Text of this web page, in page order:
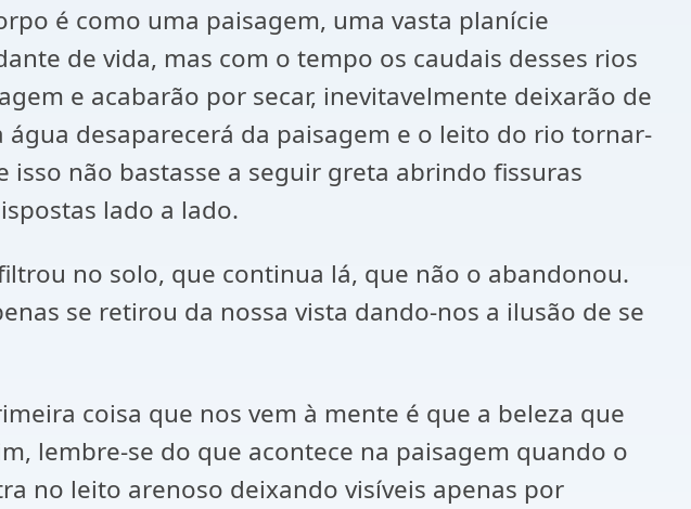
é como uma paisagem, uma vasta planície
de vida, mas com o tempo os caudais desses rios
e acabarão por secar, inevitavelmente deixarão de
desaparecerá da paisagem e o leito do rio tornar-
não bastasse a seguir greta abrindo fissuras
lado a lado.
no solo, que continua lá, que não o abandonou.
se retirou da nossa vista dando-nos a ilusão de se
coisa que nos vem à mente é que a beleza que
lembre-se do que acontece na paisagem quando o
no leito arenoso deixando visíveis apenas por